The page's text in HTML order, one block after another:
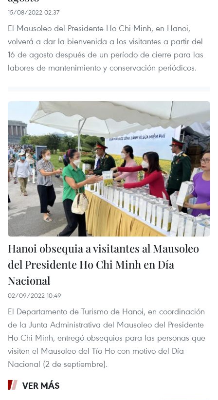
15/08/2022 02:37
El Mausoleo del Presidente Ho Chi Minh, en Hanoi,
volverá a dar la bienvenida a los visitantes a partir del
16 de agosto después de un período de cierre para las
labores de mantenimiento y conservación periódicos.
Hanoi obsequia a visitantes al Mausoleo
del Presidente Ho Chi Minh en Día
Nacional
02/09/2022 10:49
El Departamento de Turismo de Hanoi, en coordinación
de la Junta Administrativa del Mausoleo del Presidente
Ho Chi Minh, entregó obsequios para las personas que
visiten el Mausoleo del Tío Ho con motivo del Día
Nacional (2 de septiembre).
VER MÁS